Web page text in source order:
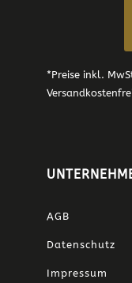
*Preise inkl.
AGB
Datenschutz
Impressum